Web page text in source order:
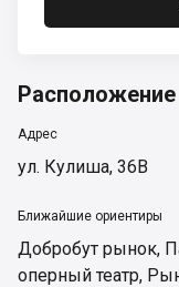
Расположение
Адрес
ул. Кулиша, 36В
Ближайшие ориентиры
Добробут рынок,
оперный театр,